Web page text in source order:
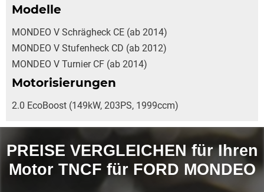
Modelle
MONDEO V Schrägheck CE (ab 2014)
MONDEO V Stufenheck CD (ab 2012)
MONDEO V Turnier CF (ab 2014)
Motorisierungen
2.0 EcoBoost (149kW, 203PS, 1999ccm)
PREISE VERGLEICHEN für Ihren
Motor TNCF für FORD MONDEO